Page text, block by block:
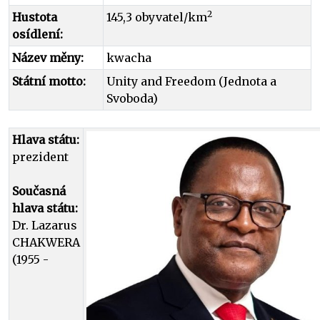
Hustota
osídlení:
145,3 obyvatel/km2
Název měny:
kwacha
Státní motto:
Unity and Freedom (Jednota a
Svoboda)
Hlava státu:
prezident
Současná
hlava státu:
Dr. Lazarus
CHAKWERA
(1955 -